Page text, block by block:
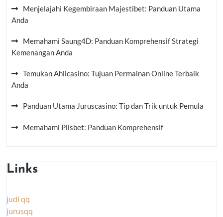
Menjelajahi Kegembiraan Majestibet: Panduan Utama
Anda
Memahami Saung4D: Panduan Komprehensif Strategi
Kemenangan Anda
Temukan Ahlicasino: Tujuan Permainan Online Terbaik
Anda
Panduan Utama Juruscasino: Tip dan Trik untuk Pemula
Memahami Plisbet: Panduan Komprehensif
Links
judi qq
jurusqq